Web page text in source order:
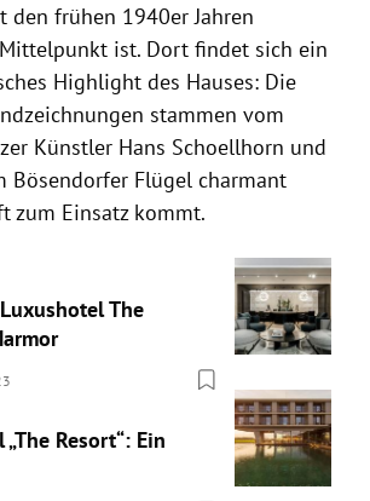
den frühen 1940er Jahren
ist. Dort findet sich ein
Highlight des Hauses: Die
stammen vom
Künstler Hans Schoellhorn und
Bösendorfer Flügel charmant
zum Einsatz kommt.
The
Resort“: Ein